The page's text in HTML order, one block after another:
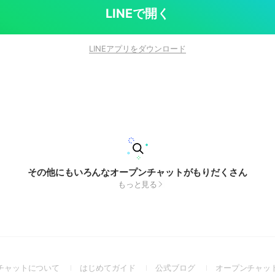
LINEで開く
LINEアプリをダウンロード
その他にもいろんなオープンチャットがもりだくさん
もっと見る
ャットについて
(Openはじめてガイド
(Open公式ブログ
(Openオープンチャッ